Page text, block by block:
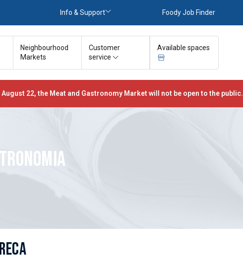
Info & Support Foody Job Finder
Neighbourhood
Markets
Customer
service
Available spaces
22, the Meat and Gastronomy Market will not be open to the public.